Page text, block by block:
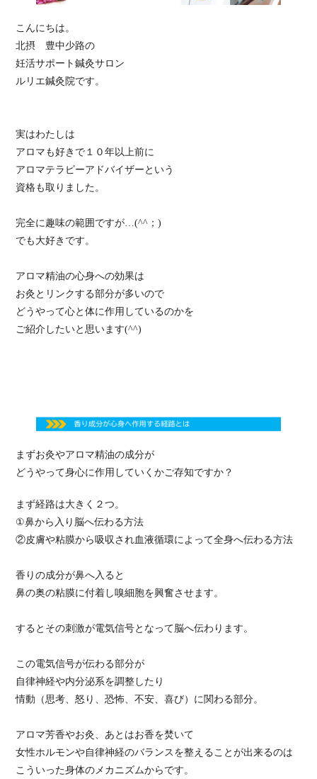
こんにちは。
北摂 豊中少路の
妊活サポート鍼灸サロン
ルリエ鍼灸院です。
実はわたしは
アロマも好きで１０年以上前に
アロマテラピーアドバイザーという
資格も取りました。
完全に趣味の範囲ですが…(^^；)
でも大好きです。
アロマ精油の心身への効果は
お灸とリンクする部分が多いので
どうやって心と体に作用しているのかを
ご紹介したいと思います(^^)
まずお灸やアロマ精油の成分が
どうやって身心に作用していくかご存知ですか？
まず経路は大きく２つ。
①鼻から入り脳へ伝わる方法
②皮膚や粘膜から吸収され血液循環によって全身へ伝わる方法
香りの成分が鼻へ入ると
鼻の奥の粘膜に付着し嗅細胞を興奮させます。
するとその刺激が電気信号となって脳へ伝わります。
この電気信号が伝わる部分が
自律神経や内分泌系を調整したり
情動（思考、怒り、恐怖、不安、喜び）に関わる部分。
アロマ芳香やお灸、あとはお香を焚いて
女性ホルモンや自律神経のバランスを整えることが出来るのは
こういった身体のメカニズムからです。